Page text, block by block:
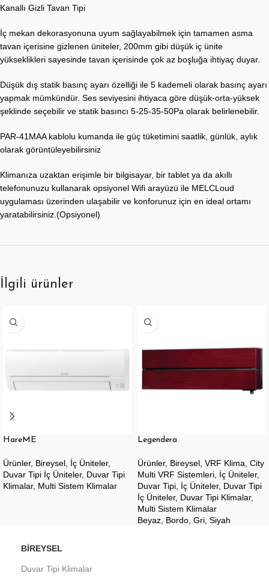
Kanallı Gizli Tavan Tipi
İç mekan dekorasyonuna uyum sağlayabilmek için tamamen asma
tavan içerisine gizlenen üniteler, 200mm gibi düşük iç ünite
yükseklikleri sayesinde tavan içerisinde çok az boşluğa ihtiyaç duyar.
Düşük dış statik basınç ayarı özelliği ile 5 kademeli olarak basınç ayarı
yapmak mümkündür. Ses seviyesini ihtiyaca göre düşük-orta-yüksek
şeklinde seçebilir ve statik basıncı 5-25-35-50Pa olarak belirlenebilir.
PAR-41MAA kablolu kumanda ile güç tüketimini saatlik, günlük, aylık
olarak görüntüleyebilirsiniz
Klimanıza uzaktan erişimle bir bilgisayar, bir tablet ya da akıllı
telefonunuzu kullanarak opsiyonel Wifi arayüzü ile MELCLoud
uygulaması üzerinden ulaşabilir ve konforunuz için en ideal ortamı
yaratabilirsiniz.(Opsiyonel)
İlgili ürünler
HareME
Ürünler, Bireysel, İç Üniteler,
Duvar Tipi İç Üniteler, Duvar Tipi
Klimalar, Multi Sistem Klimalar
Legendera
Ürünler, Bireysel, VRF Klima, City
Multi VRF Sistemleri, İç Üniteler,
Duvar Tipi, İç Üniteler, Duvar Tipi
İç Üniteler, Duvar Tipi Klimalar,
Multi Sistem Klimalar
Beyaz, Bordo, Gri, Siyah
BIREYSEL
Duvar Tipi Klimalar